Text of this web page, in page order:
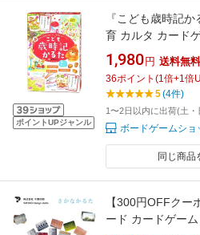
ポイントUPジャンル
『こども歳時記
育 カルタ カード
1,980 円 送料無料
36ポイント (1倍+1倍
5(4件)
1〜2日以内に出荷(土
ボードゲームショ
同じ商品
【300円OFFクー
ード カードゲー